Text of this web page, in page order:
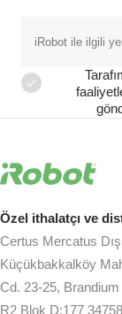
Özel ithalatçı ve
Certus Mercatus
Küçükbakkalköy
Cd. 23-25,
R2 Blok D:177 34758